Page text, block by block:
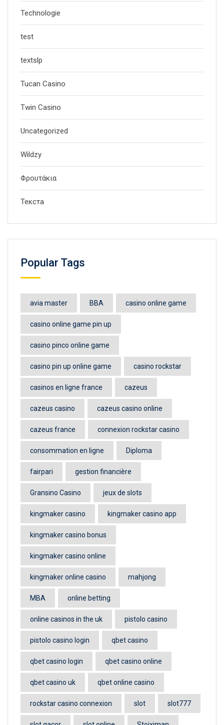
Technologie
test
textslp
Tucan Casino
Twin Casino
Uncategorized
Wildzy
Φρουτάκια
Текста
Popular Tags
avia master BBA casino online game
casino online game pin up
casino pinco online game
casino pin up online game casino rockstar
casinos en ligne france cazeus
cazeus casino cazeus casino online
cazeus france connexion rockstar casino
consommation en ligne Diploma
fairpari gestion financière
Gransino Casino jeux de slots
kingmaker casino kingmaker casino app
kingmaker casino bonus
kingmaker casino online
kingmaker online casino mahjong
MBA online betting
online casinos in the uk pistolo casino
pistolo casino login qbet casino
qbet casino login qbet casino online
qbet casino uk qbet online casino
rockstar casino connexion slot slot777